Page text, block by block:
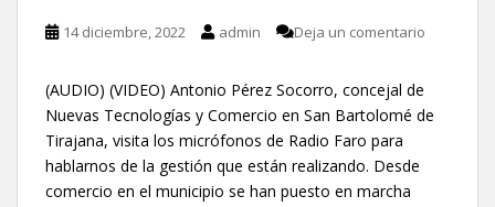
14 diciembre, 2022 admin Deja un comentario
(AUDIO) (VIDEO) Antonio Pérez Socorro, concejal de
Nuevas Tecnologías y Comercio en San Bartolomé de
Tirajana, visita los micrófonos de Radio Faro para
hablarnos de la gestión que están realizando. Desde
comercio en el municipio se han puesto en marcha